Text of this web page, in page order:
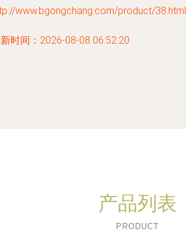
www.bgongchang.com/product/38.html
时间：2026-08-08 06:52:20
产品列表
PRODUCT